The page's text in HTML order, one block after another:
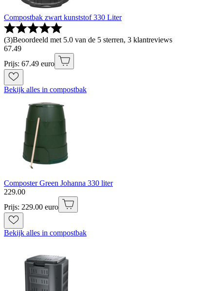
Compostbak zwart kunststof 330 Liter
(3)Beoordeeld met 5.0 van de 5 sterren, 3 klantreviews
67.49
Prijs: 67.49 euro
Bekijk alles in compostbak
Composter Green Johanna 330 liter
229.00
Prijs: 229.00 euro
Bekijk alles in compostbak